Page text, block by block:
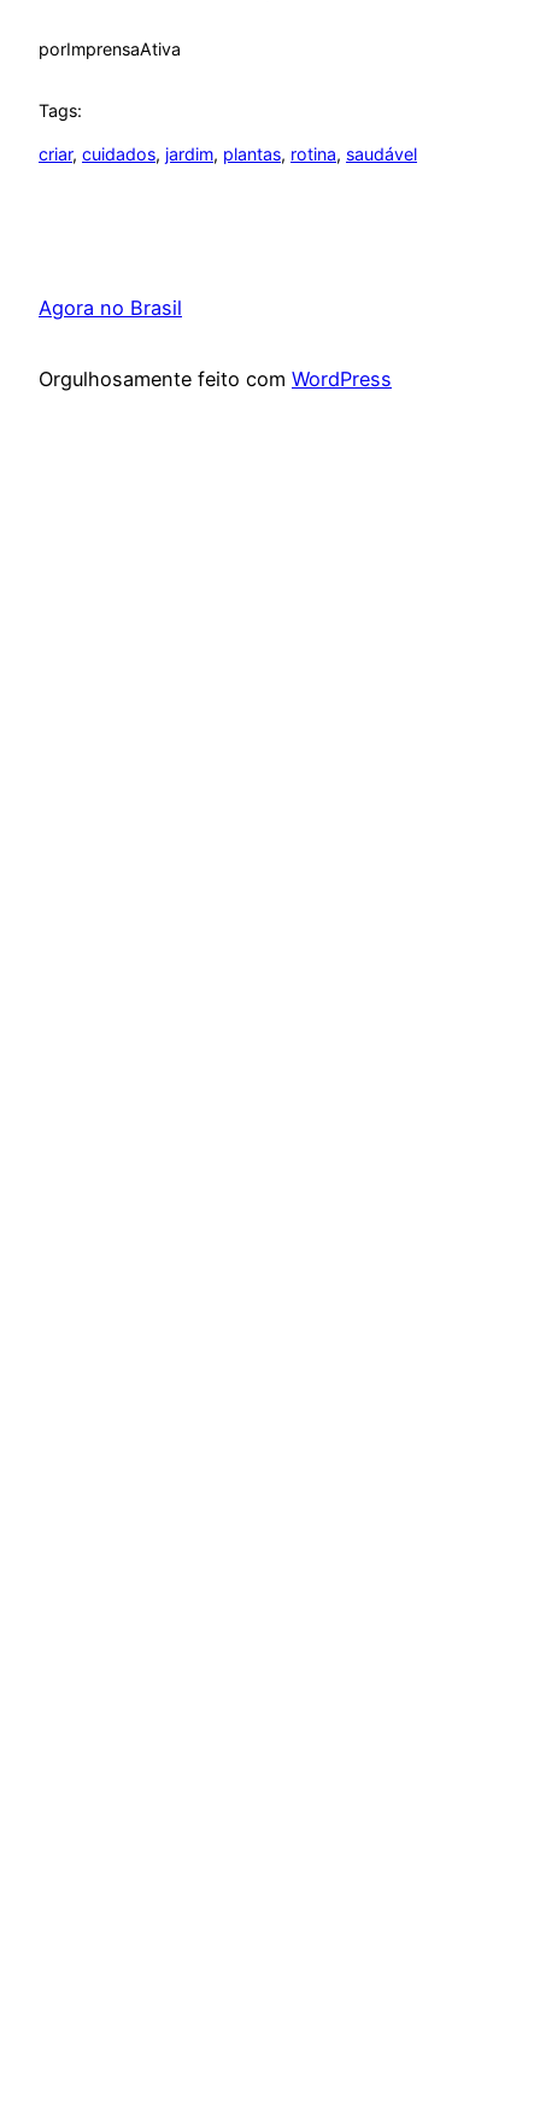
porImprensaAtiva
Tags:
criar, cuidados, jardim, plantas, rotina, saudável
Agora no Brasil
Orgulhosamente feito com WordPress